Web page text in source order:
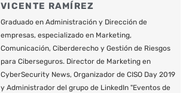
VICENTE RAMÍREZ
Graduado en Administración y Dirección de
empresas, especializado en Marketing,
Comunicación, Ciberderecho y Gestión de Riesgos
para Ciberseguros. Director de Marketing en
CyberSecurity News, Organizador de CISO Day 2019
y Administrador del grupo de LinkedIn "Eventos de